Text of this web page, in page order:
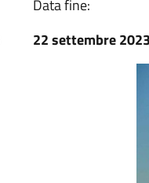
Data fine:
22 settembre